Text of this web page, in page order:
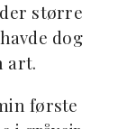
større
dog
art.
første